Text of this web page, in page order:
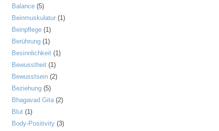
Balance (5)
Beinmuskulatur (1)
Beinpflege (1)
Berührung (1)
Besinnlichkeit (1)
Bewusstheit (1)
Bewusstsein (2)
Beziehung (5)
Bhagavad Gita(2)
Blut (1)
Body-Positivity (3)